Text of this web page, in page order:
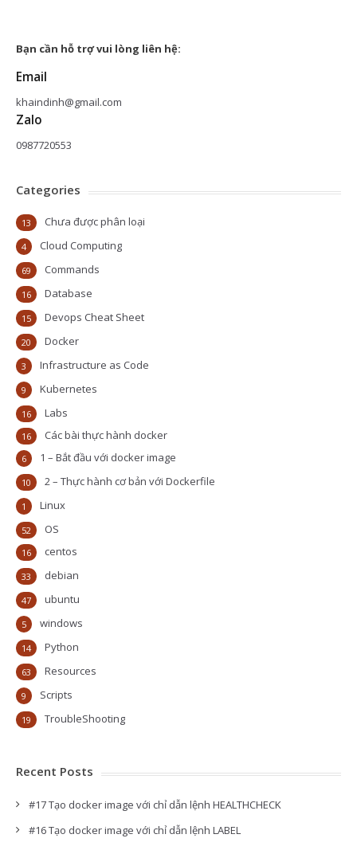
Bạn cần hỗ trợ vui lòng liên hệ:
Email
khaindinh@gmail.com
Zalo
0987720553
Categories
Chưa được phân loại
13
Cloud Computing
4
Commands
69
Database
16
Devops Cheat Sheet
15
Docker
20
Infrastructure as Code
3
Kubernetes
9
Labs
16
Các bài thực hành docker
16
1 – Bắt đầu với docker image
6
2 – Thực hành cơ bản với Dockerfile
10
Linux
1
OS
52
centos
16
debian
33
ubuntu
47
windows
5
Python
14
Resources
63
Scripts
9
TroubleShooting
19
Recent Posts
#17 Tạo docker image với chỉ dẫn lệnh HEALTHCHECK
#16 Tạo docker image với chỉ dẫn lệnh LABEL